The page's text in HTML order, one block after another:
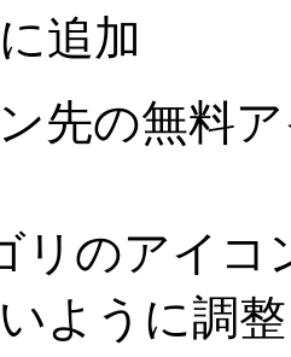
追加
先の無料
リのアイ
ように調